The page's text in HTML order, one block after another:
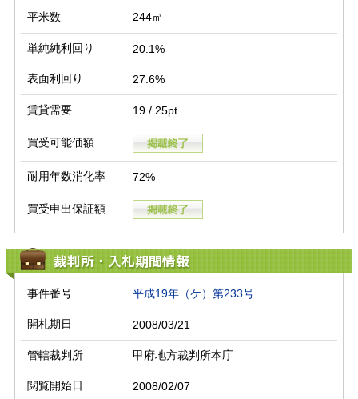
平米数 244㎡
単純純利回り 20.1%
表面利回り 27.6%
賃貸需要 19 / 25pt
買受可能価額
耐用年数消化率 72%
買受申出保証額
裁判所・入札期間情報
事件番号 平成19年（ケ）第233号
開札期日 2008/03/21
管轄裁判所 甲府地方裁判所本庁
閲覧開始日 2008/02/07